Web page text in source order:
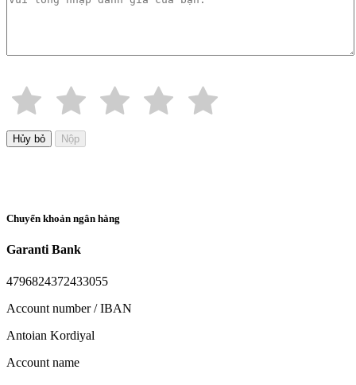
Hủy bỏ Nộp
Chuyển khoản ngân hàng
Garanti Bank
4796824372433055
Account number / IBAN
Antoian Kordiyal
Account name